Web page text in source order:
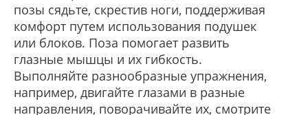
позы сядьте, скрестив ноги, поддерживая
комфорт путем использования подушек
или блоков. Поза помогает развить
глазные мышцы и их гибкость.
Выполняйте разнообразные упражнения,
например, двигайте глазами в разные
направления, поворачивайте их, смотрите